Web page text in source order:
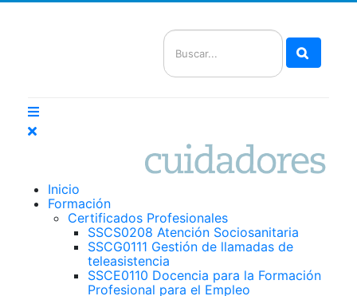
Inicio
Formación
Certificados Profesionales
SSCS0208 Atención Sociosanitaria
SSCG0111 Gestión de llamadas de
teleasistencia
SSCE0110 Docencia para la Formación
Profesional para el Empleo